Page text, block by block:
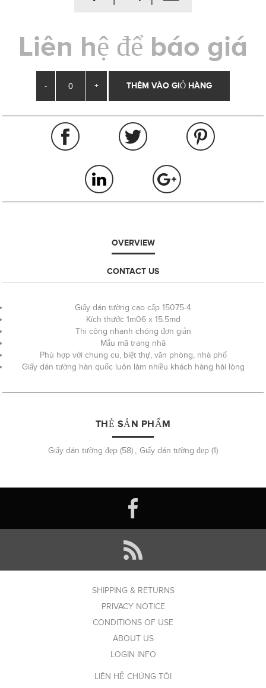
Liên hệ để báo giá
- +
OVERVIEW
CONTACT US
Giấy dán tường cao cấp 15075-4
Kích thước 1m06 x 15.5md
Thi công nhanh chóng đơn giản
Mẫu mã trang nhã
Phù hợp với chung cu, biệt thự, văn phòng, nhà phố
Giấy dán tường hàn quốc luôn làm nhiều khách hàng hài lòng
THẺ SẢN PHẨM
Giấy dán tường đẹp (58) , Giấy dán tường đẹp (1)
SHIPPING & RETURNS
PRIVACY NOTICE
CONDITIONS OF USE
ABOUT US
LOGIN INFO
LIÊN HỆ CHÚNG TÔI